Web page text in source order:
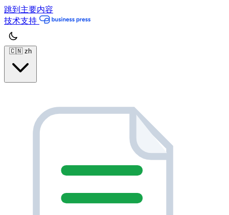
跳到主要内容
技术支持
🇨🇳 zh